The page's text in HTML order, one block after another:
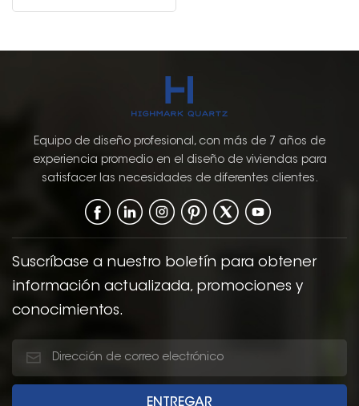
Equipo de diseño profesional, con más de 7 años de
experiencia promedio en el diseño de viviendas para
satisfacer las necesidades de diferentes clientes.
Suscríbase a nuestro boletín para obtener
información actualizada, promociones y
conocimientos.